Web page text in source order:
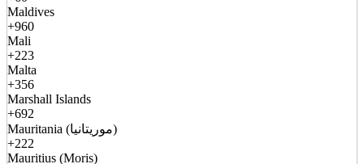
Maldives
+960
Mali
+223
Malta
+356
Marshall Islands
+692
Mauritania (موريتانيا)
+222
Mauritius (Moris)